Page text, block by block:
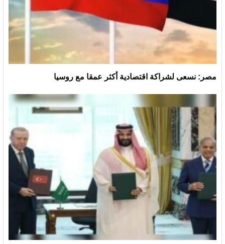
مصر: نسعى لشراكة اقتصادية أكثر عمقا مع روسيا